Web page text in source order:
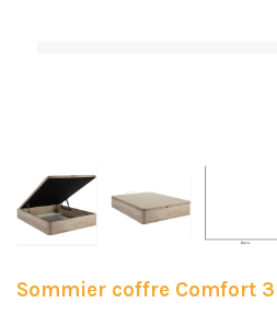
Sommier coffre Comfort